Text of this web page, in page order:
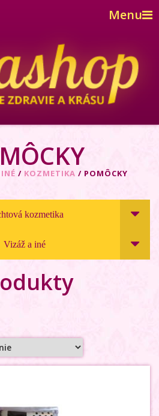
Menu
/ KOZMETIKA / POMÔCKY
kozmetika
Vizáž a iné